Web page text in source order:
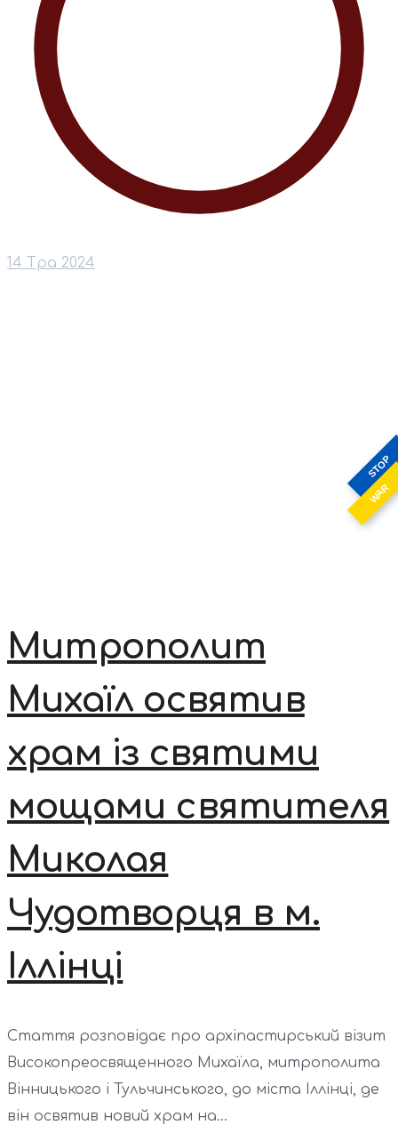
STOP
WAR
14 Тра 2024
Митрополит
Михаїл освятив
храм із святими
мощами святителя
Миколая
Чудотворця в м.
Іллінці
Стаття розповідає про архіпастирський візит
Високопреосвященного Михаїла, митрополита
Вінницького і Тульчинського, до міста Іллінці, де
він освятив новий храм на...